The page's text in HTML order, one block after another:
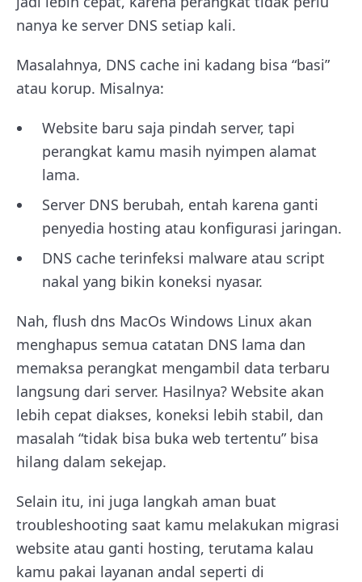
nanya ke server DNS setiap kali.
Masalahnya, DNS cache ini kadang bisa “basi”
atau korup. Misalnya:
Website baru saja pindah server, tapi
perangkat kamu masih nyimpen alamat
lama.
Server DNS berubah, entah karena ganti
penyedia hosting atau konfigurasi jaringan.
DNS cache terinfeksi malware atau script
nakal yang bikin koneksi nyasar.
Nah, flush dns MacOs Windows Linux akan
menghapus semua catatan DNS lama dan
memaksa perangkat mengambil data terbaru
langsung dari server. Hasilnya? Website akan
lebih cepat diakses, koneksi lebih stabil, dan
masalah “tidak bisa buka web tertentu” bisa
hilang dalam sekejap.
Selain itu, ini juga langkah aman buat
troubleshooting saat kamu melakukan migrasi
website atau ganti hosting, terutama kalau
kamu pakai layanan andal seperti di